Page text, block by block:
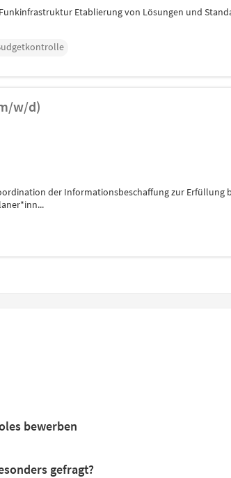
Etablierung von Lösungen und
w/d)
der Informationsbeschaffung zur Erfüllung
bewerben
gefragt?